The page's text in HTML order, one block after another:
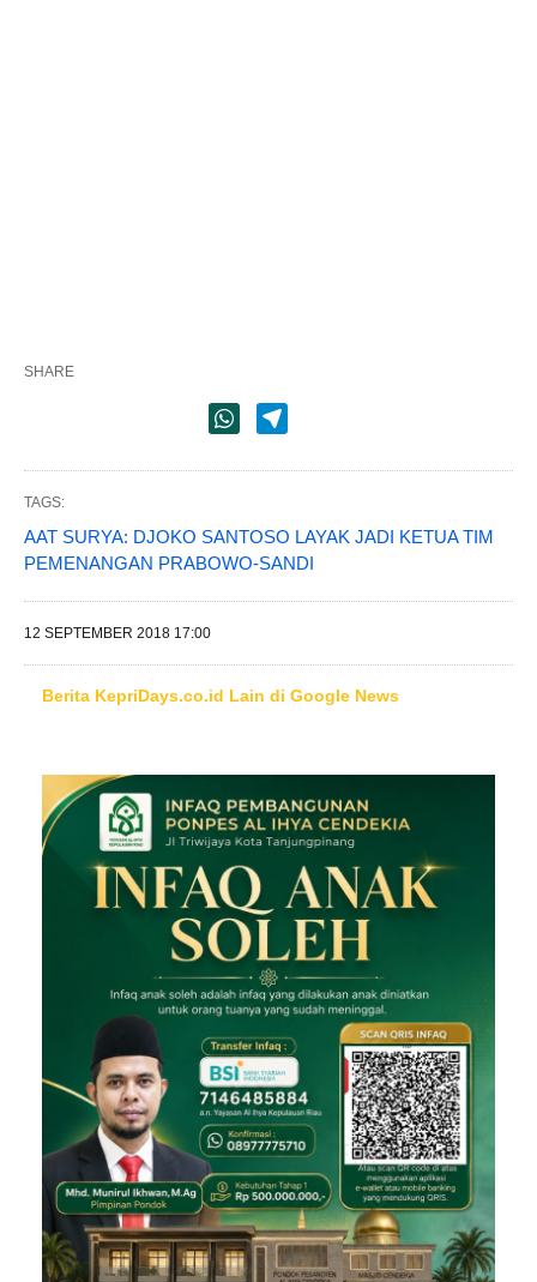
SHARE
TAGS:
AAT SURYA: DJOKO SANTOSO LAYAK JADI KETUA TIM
PEMENANGAN PRABOWO-SANDI
12 SEPTEMBER 2018 17:00
Berita KepriDays.co.id Lain di Google News